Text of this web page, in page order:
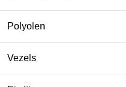
Polyolen
Vezels